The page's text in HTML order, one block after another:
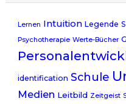
Lernen Intuition Legende
Psychotherapie Werte-Bücher
identification Schule
Medien Leitbild Zeitgeist